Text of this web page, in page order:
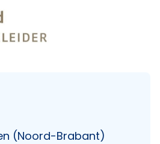
(Noord-Brabant)